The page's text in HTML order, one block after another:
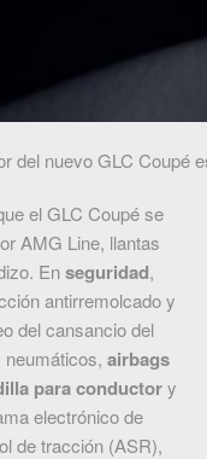
del nuevo GLC Coupé
el GLC Coupé se
AMG Line, llantas
Enseguridad,
antirremolcado y
del cansancio del
neumáticos, airbags
para conductory
electrónico de
de tracción (ASR),